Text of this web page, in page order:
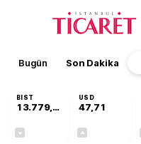
Bugün Son Dakika
BIST
13.779,39
USD
47,71